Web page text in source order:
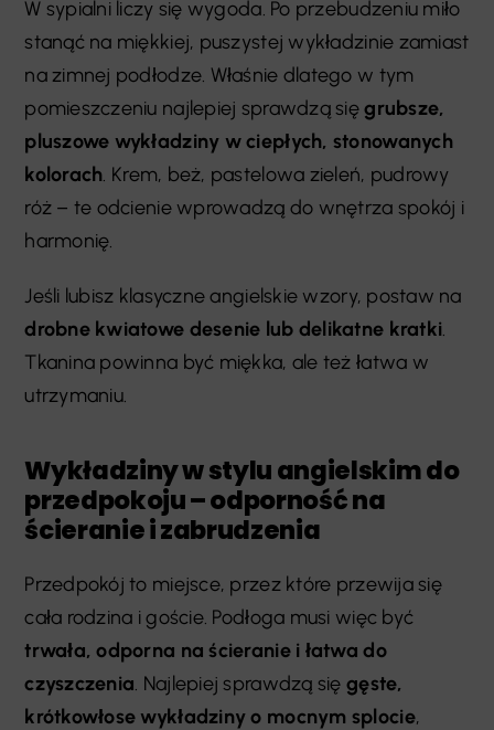
W sypialni liczy się wygoda. Po przebudzeniu miło
stanąć na miękkiej, puszystej wykładzinie zamiast
na zimnej podłodze. Właśnie dlatego w tym
pomieszczeniu najlepiej sprawdzą sięgrubsze,
pluszowe wykładziny w ciepłych, stonowanych
kolorach. Krem, beż, pastelowa zieleń, pudrowy
róż – te odcienie wprowadzą do wnętrza spokój i
harmonię.
Jeśli lubisz klasyczne angielskie wzory, postaw na
drobne kwiatowe desenie lub delikatne kratki.
Tkanina powinna być miękka, ale też łatwa w
utrzymaniu.
Wykładziny w stylu angielskim do
przedpokoju – odporność na
ścieranie i zabrudzenia
Przedpokój to miejsce, przez które przewija się
cała rodzina i goście. Podłoga musi więc być
trwała, odporna na ścieranie i łatwa do
czyszczenia. Najlepiej sprawdzą się gęste,
krótkowłose wykładziny o mocnym splocie,